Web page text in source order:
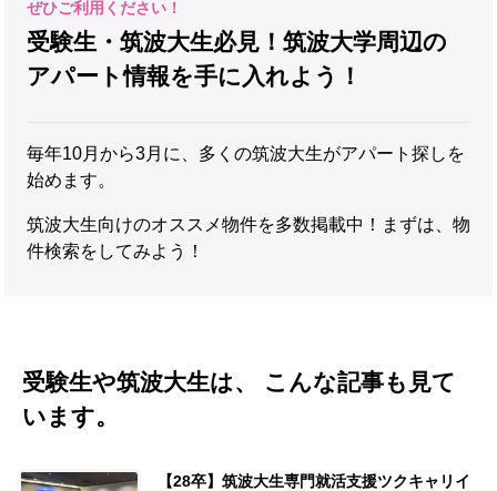
受験生・筑波大生必見！筑波大学周辺の
アパート情報を手に入れよう！
毎年10月から3月に、多くの筑波大生がアパート探しを
始めます。
筑波大生向けのオススメ物件を多数掲載中！まずは、物
件検索をしてみよう！
受験生や筑波大生は、 こんな記事も見て
います。
【28卒】筑波大生専門就活支援ツクキャリイ